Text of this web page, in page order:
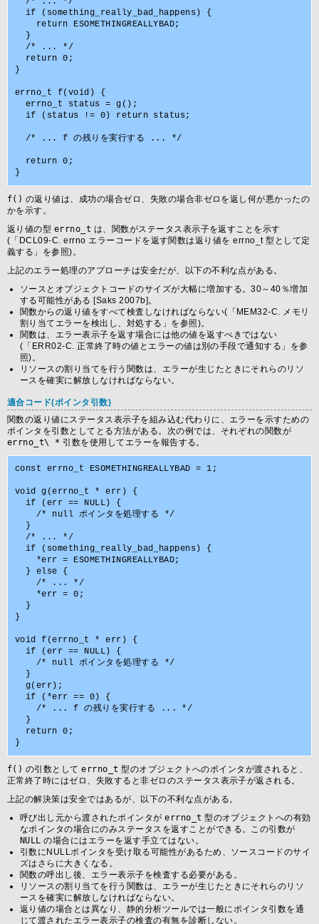
}
errno_t f(void) {
f() の返り値は、成功の場合ゼロ、失敗の場合非ゼロを返し何が悪かったの
かを示す。
返り値の型 errno_t は、関数がステータス表示子を返すことを示す
(「DCL09-C. errno エラーコードを返す関数は返り値を errno_t 型として定
義する」を参照)。
上記のエラー処理のアプローチは安全だが、以下の不利な点がある。
ソースとオブジェクトコードのサイズが大幅に増加する。30～40％増加
する可能性がある [Saks 2007b]。
関数からの返り値をすべて検査しなければならない(「MEM32-C. メモリ
割り当てエラーを検出し、対処する」を参照)。
関数は、エラー表示子を返す場合には他の値を返すべきではない
(「ERR02-C. 正常終了時の値とエラーの値は別の手段で通知する」を参
照)。
リソースの割り当てを行う関数は、エラーが生じたときにそれらのリソ
ースを確実に解放しなければならない。
適合コード(ポインタ引数)
関数の返り値にステータス表示子を組み込む代わりに、エラーを示すための
ポインタを引数としてとる方法がある。次の例では、それぞれの関数が
errno_t\ * 引数を使用してエラーを報告する。
const errno_t ESOMETHINGREALLYBAD = 1;
void g(errno_t * err) {
}
void f(errno_t * err) {
f() の引数としてerrno_t 型のオブジェクトへのポインタが渡されると、
正常終了時にはゼロ、失敗すると非ゼロのステータス表示子が返される。
上記の解決策は安全ではあるが、以下の不利な点がある。
呼び出し元から渡されたポインタがerrno_t 型のオブジェクトへの有効
なポインタの場合にのみステータスを返すことができる。この引数が
NULL の場合にはエラーを返す手立てはない。
引数にNULLポインタを受け取る可能性があるため、ソースコードのサイ
ズはさらに大きくなる。
関数の呼出し後、エラー表示子を検査する必要がある。
リソースの割り当てを行う関数は、エラーが生じたときにそれらのリソ
ースを確実に解放しなければならない。
返り値の場合とは異なり、静的分析ツールでは一般にポインタ引数を通
じて渡されたエラー表示子の検査の有無を診断しない。